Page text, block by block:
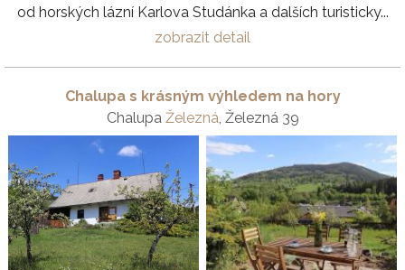
od horských lázní Karlova Studánka a dalších turisticky...
zobrazit detail
Chalupa s krásným výhledem na hory
Chalupa Železná, Železná 39